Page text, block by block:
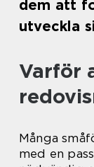
dem att
utveckla
Varför
Många
med en